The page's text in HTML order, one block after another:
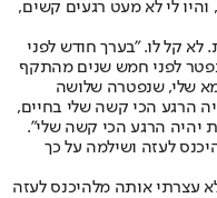
לי לא מעט רגעים קשים,
לא קל לו. "בערך חודש לפני
לפני חמש שנים מהתקף
שלי, שנפטרה שלושה
הרגע הכי קשה שלי בחיים,
יהיה הרגע הכי קשה שלי".
לעזה ושילמה על כך
עצרתי אותה מלהיכנס לעזה